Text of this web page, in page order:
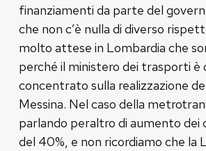
finanziamenti da parte del
che non c’è nulla di diverso
molto attese in Lombardia che
perché il ministero dei trasporti è
concentrato sulla realizzazione
Messina. Nel caso della
parlando peraltro di aumento dei
del 40%, e non ricordiamo che la